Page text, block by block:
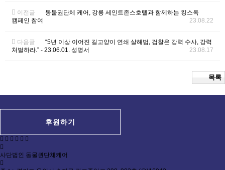
이전글
동물권단체 케어, 강릉 세인트존스호텔과 함께하는 킹스독
캠페인 참여
23.08.22
다음글
“5년 이상 이어진 길고양이 연쇄 살해범, 검찰은 강력 수사, 강력
처벌하라.” - 23.06.01. 성명서
23.08.17
목록
후원하기
사단법인 동물권단체케어